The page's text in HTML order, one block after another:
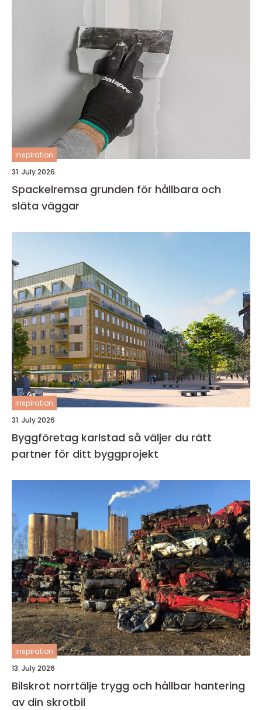
inspiration
31. July 2026
Spackelremsa grunden för hållbara och
släta väggar
inspiration
31. July 2026
Byggföretag karlstad så väljer du rätt
partner för ditt byggprojekt
inspiration
13. July 2026
Bilskrot norrtälje trygg och hållbar hantering
av din skrotbil